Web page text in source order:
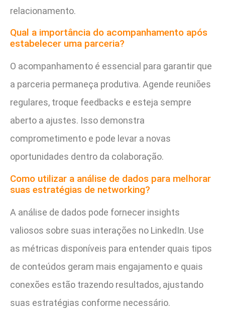
relacionamento.
Qual a importância do acompanhamento após
estabelecer uma parceria?
O acompanhamento é essencial para garantir que
a parceria permaneça produtiva. Agende reuniões
regulares, troque feedbacks e esteja sempre
aberto a ajustes. Isso demonstra
comprometimento e pode levar a novas
oportunidades dentro da colaboração.
Como utilizar a análise de dados para melhorar
suas estratégias de networking?
A análise de dados pode fornecer insights
valiosos sobre suas interações no LinkedIn. Use
as métricas disponíveis para entender quais tipos
de conteúdos geram mais engajamento e quais
conexões estão trazendo resultados, ajustando
suas estratégias conforme necessário.